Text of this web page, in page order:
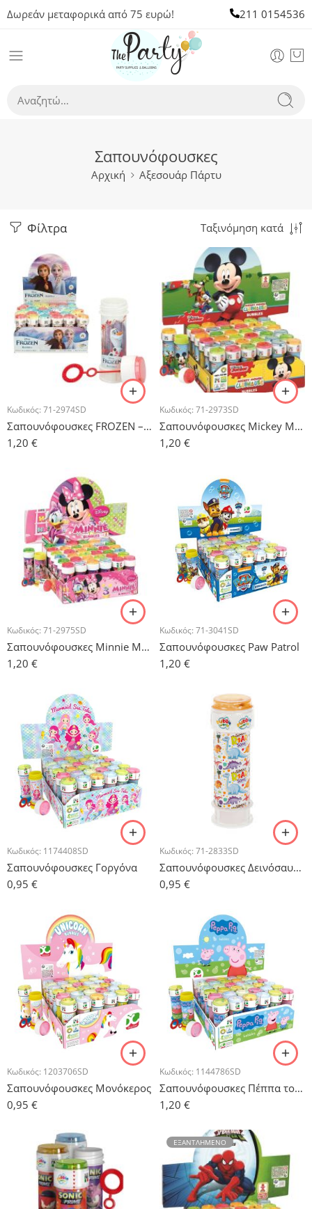
Δωρεάν μεταφορικά από 75 ευρώ! 211 0154536
Σαπουνόφουσκες
Αρχική Αξεσουάρ Πάρτυ
Φίλτρα Ταξινόμηση κατά
Κωδικός: 71-2974SD
Σαπουνόφουσκες FROZEN – 1τμχ.
1,20 €
Κωδικός: 71-2973SD
Σαπουνόφουσκες Mickey Mouse
1,20 €
Κωδικός: 71-2975SD
Σαπουνόφουσκες Minnie Mouse
1,20 €
Κωδικός: 71-3041SD
Σαπουνόφουσκες Paw Patrol
1,20 €
Κωδικός: 1174408SD
Σαπουνόφουσκες Γοργόνα
0,95 €
Κωδικός: 71-2833SD
Σαπουνόφουσκες Δεινόσαυροι
0,95 €
Κωδικός: 1203706SD
Σαπουνόφουσκες Μονόκερος
0,95 €
Κωδικός: 1144786SD
Σαπουνόφουσκες Πέππα το Γουρουνάκι
1,20 €
ΕΞΑΝΤΛΗΜΈΝΟ